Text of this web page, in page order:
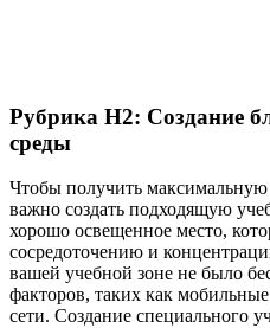
Рубрика H2: Создание
среды
Чтобы получить максимальную
важно создать подходящую
хорошо освещенное место,
сосредоточению и
вашей учебной зоне не было
факторов, таких как
сети. Создание специального